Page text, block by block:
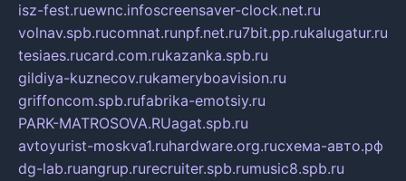
isz-fest.ruewnc.infoscreensaver-clock.net.ru
volnav.spb.rucomnat.runpf.net.ru7bit.pp.rukalugatur.ru
tesiaes.rucard.com.rukazanka.spb.ru
gildiya-kuznecov.rukameryboavision.ru
griffoncom.spb.rufabrika-emotsiy.ru
PARK-MATROSOVA.RUagat.spb.ru
avtoyurist-moskva1.ruhardware.org.ruсхема-авто.рф
dg-lab.ruangrup.rurecruiter.spb.rumusic8.spb.ru